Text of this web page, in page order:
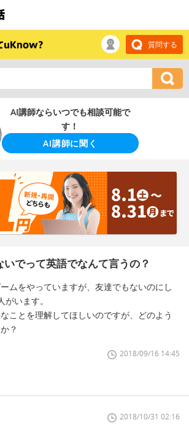
質問する
AI講師ならいつでも相談可能で
す！
AI講師に聞く
でって英語でなんて言うの？
ムをやっていますが、友達でもないのにし
います。
ことを理解してほしいのですが、どのよう
？
2018/09/16 14:45
2018/10/31 02:16